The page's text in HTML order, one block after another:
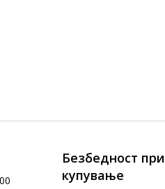
Безбедност при
купување